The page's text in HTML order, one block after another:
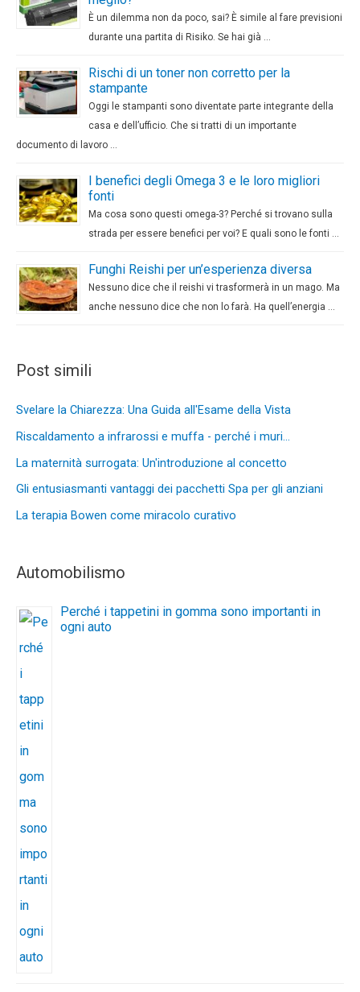
È un dilemma non da poco, sai? È simile al fare previsioni
durante una partita di Risiko. Se hai già …
Rischi di un toner non corretto per la
stampante
Oggi le stampanti sono diventate parte integrante della
casa e dell’ufficio. Che si tratti di un importante
documento di lavoro …
I benefici degli Omega 3 e le loro migliori
fonti
Ma cosa sono questi omega-3? Perché si trovano sulla
strada per essere benefici per voi? E quali sono le fonti …
Funghi Reishi per un’esperienza diversa
Nessuno dice che il reishi vi trasformerà in un mago. Ma
anche nessuno dice che non lo farà. Ha quell’energia …
Post simili
Svelare la Chiarezza: Una Guida all'Esame della Vista
Riscaldamento a infrarossi e muffa - perché i muri…
La maternità surrogata: Un'introduzione al concetto
Gli entusiasmanti vantaggi dei pacchetti Spa per gli anziani
La terapia Bowen come miracolo curativo
Automobilismo
Perché i tappetini in gomma sono importanti in
ogni auto